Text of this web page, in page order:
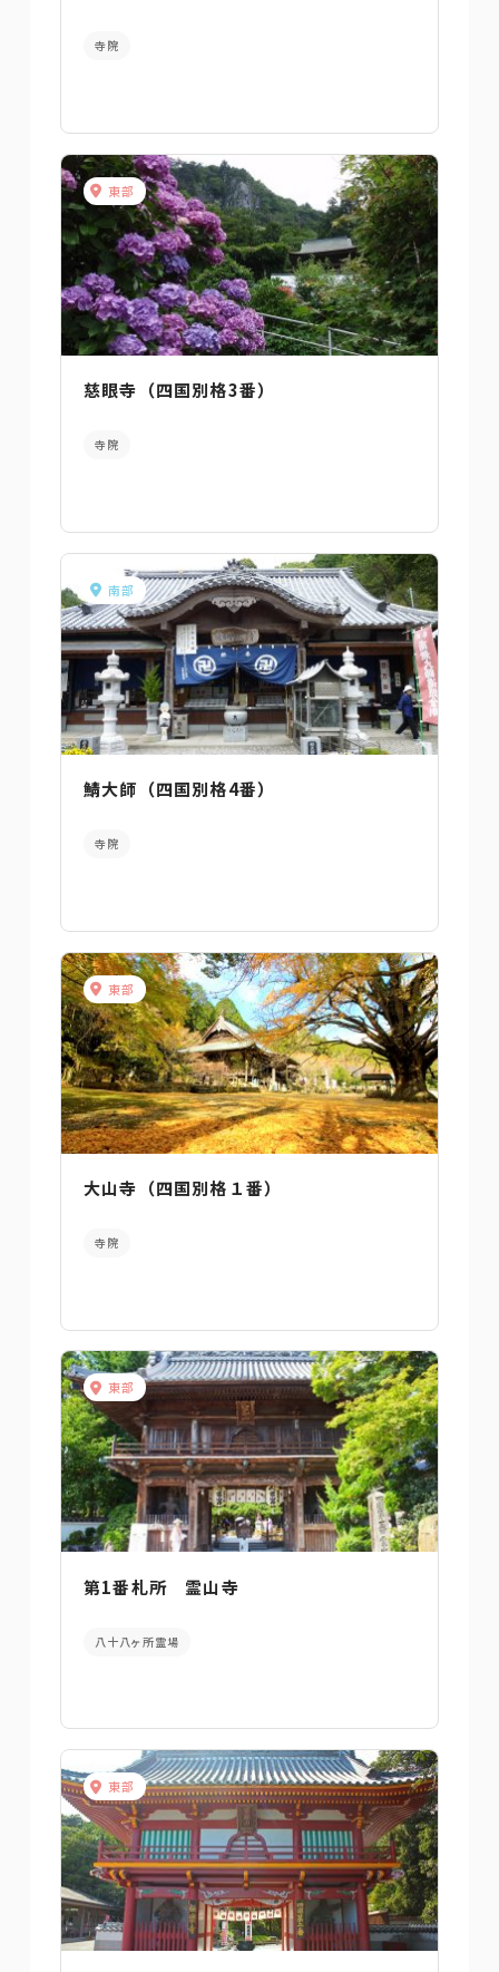
寺院
東部
慈眼寺（四国別格3番）
寺院
南部
鯖大師（四国別格4番）
寺院
東部
大山寺（四国別格１番）
寺院
東部
第1番札所 霊山寺
八十八ヶ所霊場
東部